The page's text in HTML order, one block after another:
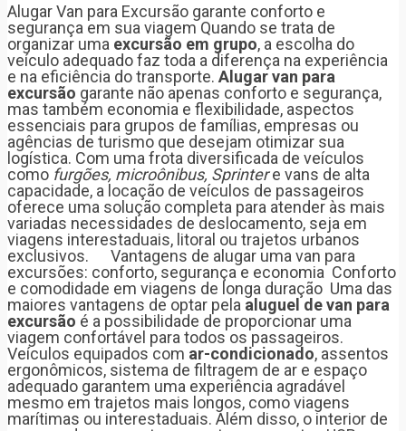
Alugar Van para Excursão garante conforto e
segurança em sua viagem Quando se trata de
organizar uma excursão em grupo, a escolha do
veículo adequado faz toda a diferença na experiência
e na eficiência do transporte. Alugar van para
excursão garante não apenas conforto e segurança,
mas também economia e flexibilidade, aspectos
essenciais para grupos de famílias, empresas ou
agências de turismo que desejam otimizar sua
logística. Com uma frota diversificada de veículos
como furgões, microônibus, Sprintere vans de alta
capacidade, a locação de veículos de passageiros
oferece uma solução completa para atender às mais
variadas necessidades de deslocamento, seja em
viagens interestaduais, litoral ou trajetos urbanos
exclusivos. Vantagens de alugar uma van para
excursões: conforto, segurança e economia Conforto
e comodidade em viagens de longa duração Uma das
maiores vantagens de optar pela aluguel de van para
excursão é a possibilidade de proporcionar uma
viagem confortável para todos os passageiros.
Veículos equipados com ar-condicionado, assentos
ergonômicos, sistema de filtragem de ar e espaço
adequado garantem uma experiência agradável
mesmo em trajetos mais longos, como viagens
marítimas ou interestaduais. Além disso, o interior de